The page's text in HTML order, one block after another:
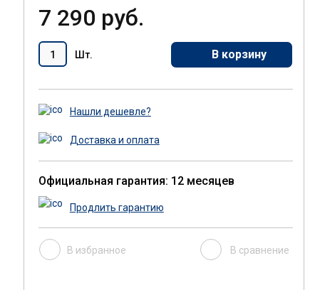
7 290 руб.
Шт. В корзину
Нашли дешевле?
Доставка и оплата
Официальная гарантия: 12 месяцев
Продлить гарантию
В избранное В сравнение